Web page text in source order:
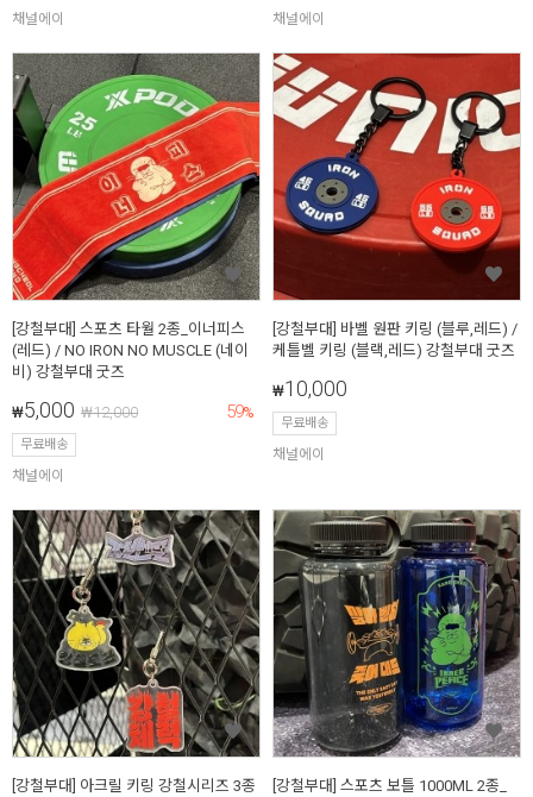
채널에이 채널에이
[강철부대] 스포츠 타월 2종_이너피스
(레드) / NO IRON NO MUSCLE (네이
비) 강철부대 굿즈
₩5,000 ₩12,000 59%
무료배송
채널에이
[강철부대] 바벨 원판 키링 (블루,레드) /
케틀벨 키링 (블랙,레드) 강철부대 굿즈
₩10,000
무료배송
채널에이
[강철부대] 아크릴 키링 강철시리즈 3종
[강철부대] 스포츠 보틀 1000ML 2종_